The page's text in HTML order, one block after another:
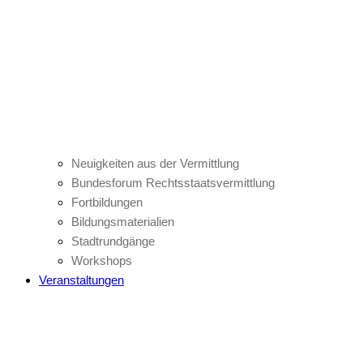
Neuigkeiten aus der Vermittlung
Bundesforum Rechtsstaatsvermittlung
Fortbildungen
Bildungsmaterialien
Stadtrundgänge
Workshops
Veranstaltungen